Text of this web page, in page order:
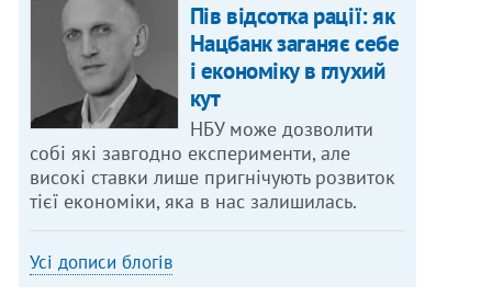
Пів відсотка рації: як
Нацбанк заганяє себе
і економіку в глухий
кут
НБУ може дозволити
собі які завгодно експерименти, але
високі ставки лише пригнічують розвиток
тієї економіки, яка в нас залишилась.
Усі дописи блогів